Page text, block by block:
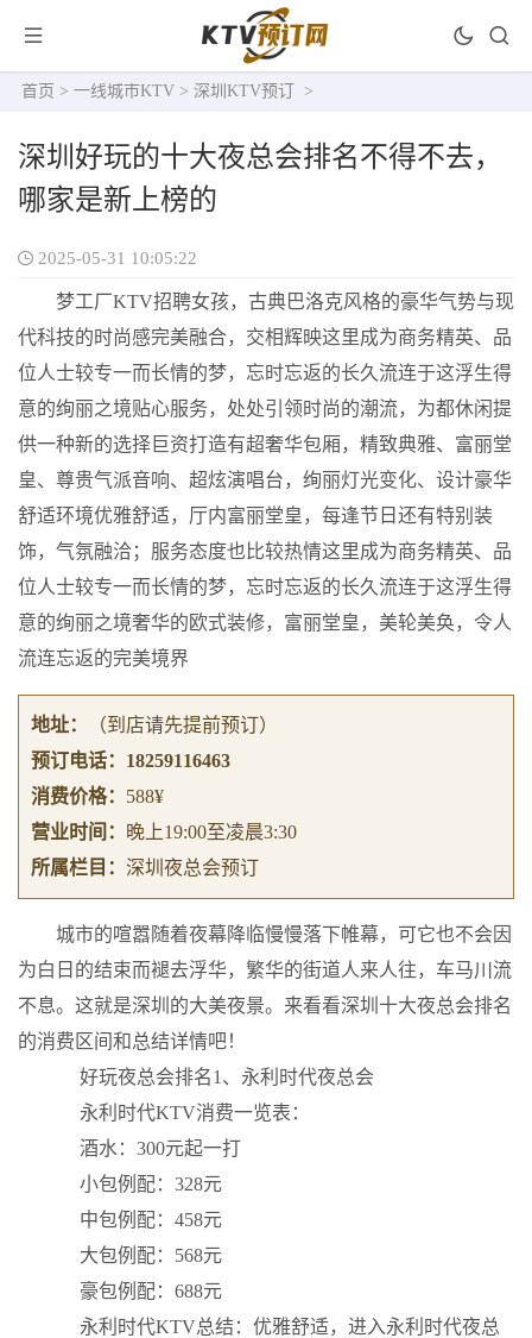
首页 > 一线城市KTV > 深圳KTV预订 >
深圳好玩的十大夜总会排名不得不去，
哪家是新上榜的
2025-05-31 10:05:22
梦工厂KTV招聘女孩，古典巴洛克风格的豪华气势与现
代科技的时尚感完美融合，交相辉映这里成为商务精英、品
位人士较专一而长情的梦，忘时忘返的长久流连于这浮生得
意的绚丽之境贴心服务，处处引领时尚的潮流，为都休闲提
供一种新的选择巨资打造有超奢华包厢，精致典雅、富丽堂
皇、尊贵气派音响、超炫演唱台，绚丽灯光变化、设计豪华
舒适环境优雅舒适，厅内富丽堂皇，每逢节日还有特别装
饰，气氛融洽；服务态度也比较热情这里成为商务精英、品
位人士较专一而长情的梦，忘时忘返的长久流连于这浮生得
意的绚丽之境奢华的欧式装修，富丽堂皇，美轮美奂，令人
流连忘返的完美境界
地址：
（到店请先提前预订）
预订电话： 18259116463
消费价格： 588¥
营业时间：
晚上19:00至凌晨3:30
所属栏目： 深圳夜总会预订
城市的喧嚣随着夜幕降临慢慢落下帷幕，可它也不会因
为白日的结束而褪去浮华，繁华的街道人来人往，车马川流
不息。这就是深圳的大美夜景。来看看深圳十大夜总会排名
的消费区间和总结详情吧！
好玩夜总会排名1、永利时代夜总会
永利时代KTV消费一览表：
酒水：300元起一打
小包例配：328元
中包例配：458元
大包例配：568元
豪包例配：688元
永利时代KTV总结：优雅舒适，进入永利时代夜总